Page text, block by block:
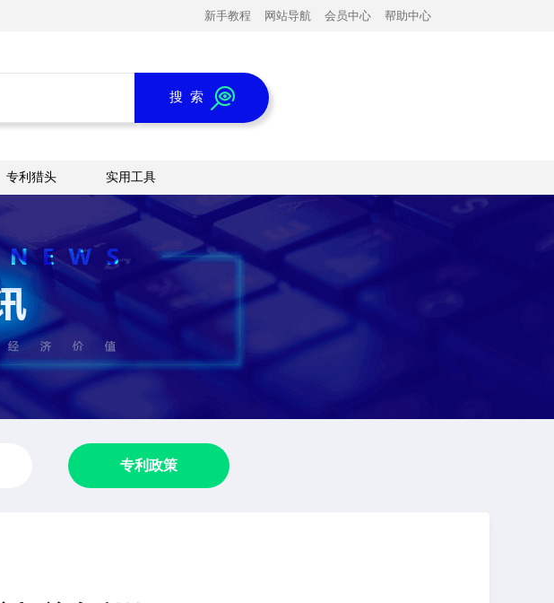
新手教程 网站导航 会员中心 帮助中心
搜 索
专利猎头 实用工具
专利政策